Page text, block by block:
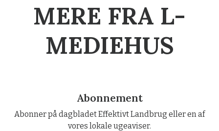
MERE FRA L-
MEDIEHUS
Abonnement
Abonner på dagbladet Effektivt Landbrug eller en af
vores lokale ugeaviser.